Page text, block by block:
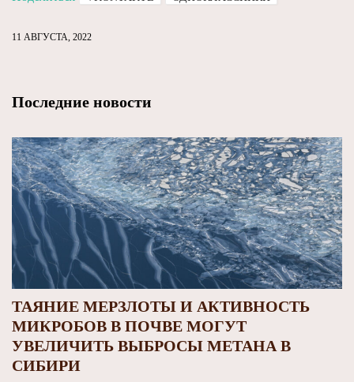
11 АВГУСТА, 2022
Последние новости
ТАЯНИЕ МЕРЗЛОТЫ И АКТИВНОСТЬ
МИКРОБОВ В ПОЧВЕ МОГУТ
УВЕЛИЧИТЬ ВЫБРОСЫ МЕТАНА В
СИБИРИ